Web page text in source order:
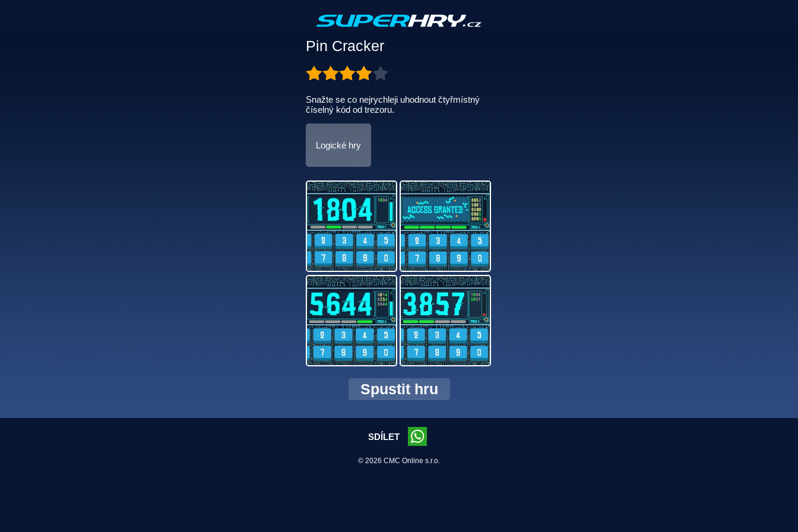
Pin Cracker
Snažte se co nejrychleji uhodnout čtyřmístný
číselný kód od trezoru.
Logické hry
Spustit hru
SDÍLET
© 2026 CMC Online s.r.o.